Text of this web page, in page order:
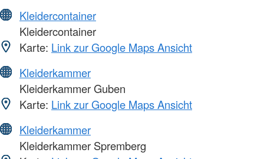
Kleidercontainer
Kleidercontainer
Karte: Link zur Google Maps Ansicht
Kleiderkammer
Kleiderkammer Guben
Karte: Link zur Google Maps Ansicht
Kleiderkammer
Kleiderkammer Spremberg